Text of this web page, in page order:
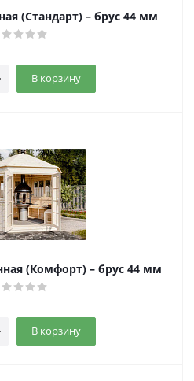
(Стандарт) – брус 44 мм
В корзину
(Комфорт) – брус 44 мм
В корзину